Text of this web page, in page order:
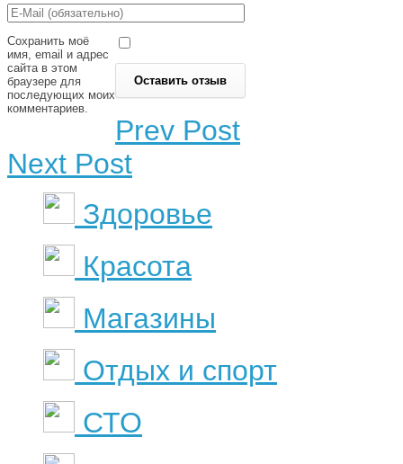
Сохранить моё
имя, email и адрес
сайта в этом
браузере для
последующих моих
комментариев.
Prev Post
Next Post
Здоровье
Красота
Магазины
Отдых и спорт
СТО